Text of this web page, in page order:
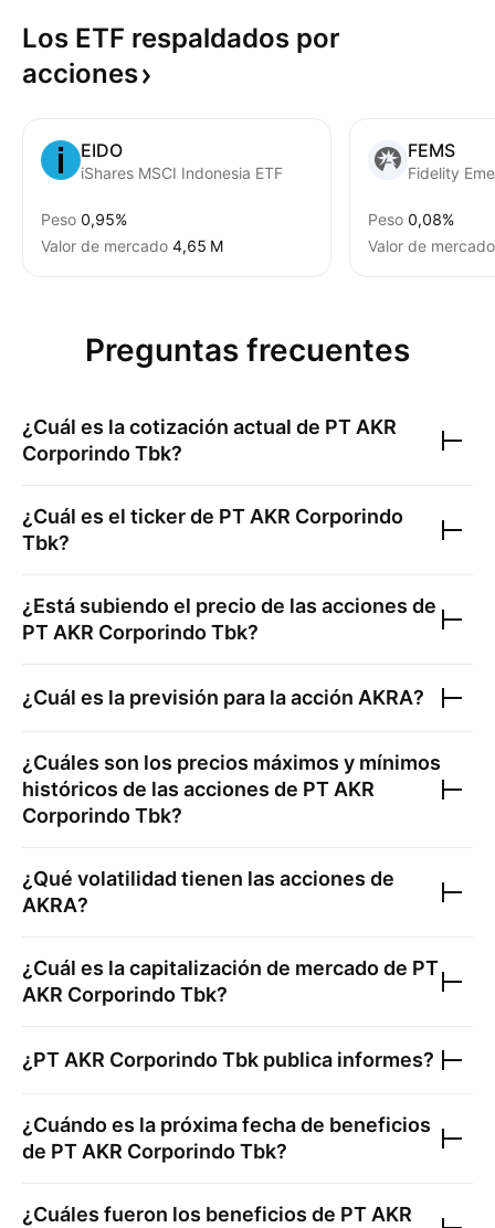
Los ETF respaldados por
acciones
EIDO
iShares MSCI Indonesia ETF
Peso 0,95%
Valor de mercado ‪4,65 M‬
FEMS
Peso 0,08%
Valor de mercado
Preguntas frecuentes
¿Cuál es la cotización actual de PT AKR
Corporindo Tbk?
¿Cuál es el ticker de PT AKR Corporindo
Tbk?
¿Está subiendo el precio de las acciones de
PT AKR Corporindo Tbk?
¿Cuál es la previsión para la acción AKRA?
¿Cuáles son los precios máximos y mínimos
históricos de las acciones de PT AKR
Corporindo Tbk?
¿Qué volatilidad tienen las acciones de
AKRA?
¿Cuál es la capitalización de mercado de PT
AKR Corporindo Tbk?
¿PT AKR Corporindo Tbk publica informes?
¿Cuándo es la próxima fecha de beneficios
de PT AKR Corporindo Tbk?
¿Cuáles fueron los beneficios de PT AKR